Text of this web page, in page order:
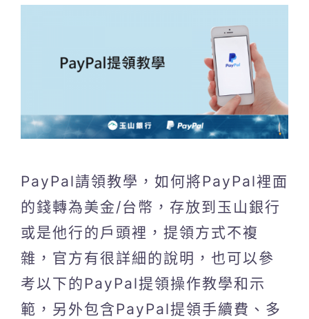
PayPal請領教學，如何將PayPal裡面
的錢轉為美金/台幣，存放到玉山銀行
或是他行的戶頭裡，提領方式不複
雜，官方有很詳細的說明，也可以參
考以下的PayPal提領操作教學和示
範，另外包含PayPal提領手續費、多